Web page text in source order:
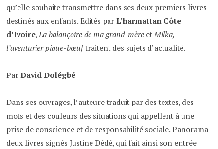
qu’elle souhaite transmettre dans ses deux premiers livres
destinés aux enfants. Edités parL’harmattan Côte
d’Ivoire,La balançoire de ma grand-mère etMilka,
l’aventurier pique-bœuftraitent des sujets d’actualité.
ParDavid Dolégbé
Dans ses ouvrages, l’auteure traduit par des textes, des
mots et des couleurs des situations qui appellent à une
prise de conscience et de responsabilité sociale. Panorama
deux livres signés Justine Dédé, qui fait ainsi son entrée